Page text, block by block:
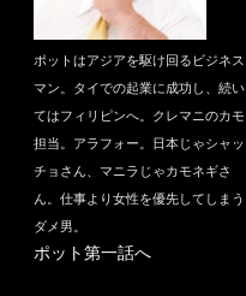
ポットはアジアを駆け回るビジネス
マン。タイでの起業に成功し、続い
てはフィリピンへ。クレマニのカモ
担当。アラフォー。日本じゃシャッ
チョさん、マニラじゃカモネギさ
ん。仕事より女性を優先してしまう
ダメ男。
ポット第一話へ